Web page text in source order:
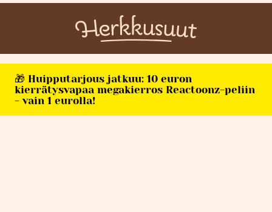
🎁 Huipputarjous jatkuu: 10 euron
kierrätysvapaa megakierros Reactoonz-peliin
- vain 1 eurolla!